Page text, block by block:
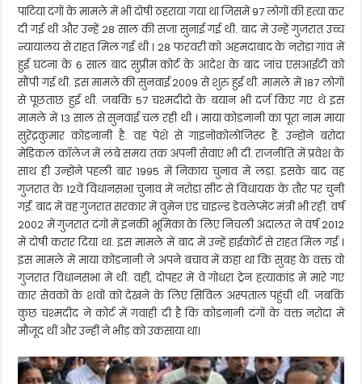
पाटिया दंगों के मामले में भी दोषी ठहराया गया था जिसमें 97 लोगों की हत्या कर
दी गई थी और उन्हें 28 साल की सजा सुनाई गई थी. बाद में उन्हें गुजरात उच्च
न्यायालय से राहत मिल गई थी । 28 फरवरी को अहमदाबाद के नरोडा गांव में
हुई घटना के 6 साल बाद सुप्रीम कोर्ट के आदेश के बाद जांच एसआईटी को
सौंपी गई थी. इस मामले की सुनवाई 2009 से शुरु हुई थी. मामले में 187 लोगों
से पूछताछ हुई थी. जबकि 57 चश्मदीदो के बयान भी दर्ज किए गए थे इस
मामले में 13 साल से सुनवाई चल रही थी । माया कोडनानी का पूरा नाम माया
सुरेंद्रकुमार कोडनानी है. वह पेशे से गाइनोकोलोजिस्ट हैं. उन्होंने बरोदा
मेडिकल कॉलेज में लंबे समय तक अपनी सेवाएं भी दीं. राजनीति में प्रवेश के
साथ ही उन्होंने पहली बार 1995 में निकाय चुनाव में लड़ा. इसके बाद वह
गुजरात के 12वें विधानसभा चुनाव में नरोडा सीट से विधायक के तौर पर चुनी
गईं. बाद में वह गुजरात सरकार में वुमेन एंड चाइल्ड डेवलेप्मेंट मंत्री भी रहीं. वर्ष
2002 में गुजरात दंगों में इनकी भूमिका के लिए निचली अदालत ने वर्ष 2012
में दोषी करार दिया था. इस मामले में बाद में उन्हें हाईकोर्ट से राहत मिल गई ।
इस मामले में माया कोडनानी ने अपने बचाव में कहा था कि सुबह के वक्त वो
गुजरात विधानसभा में थीं. वहीं, दोपहर में वे गोधरा ट्रेन हत्याकांड में मारे गए
कार सेवकों के शवों को देखने के लिए सिविल अस्पताल पहुंची थीं. जबकि
कुछ चश्मदीद ने कोर्ट में गवाही दी है कि कोडनानी दंगों के वक्त नरोदा में
मौजूद थीं और उन्हीं ने भीड़ को उकसाया था।